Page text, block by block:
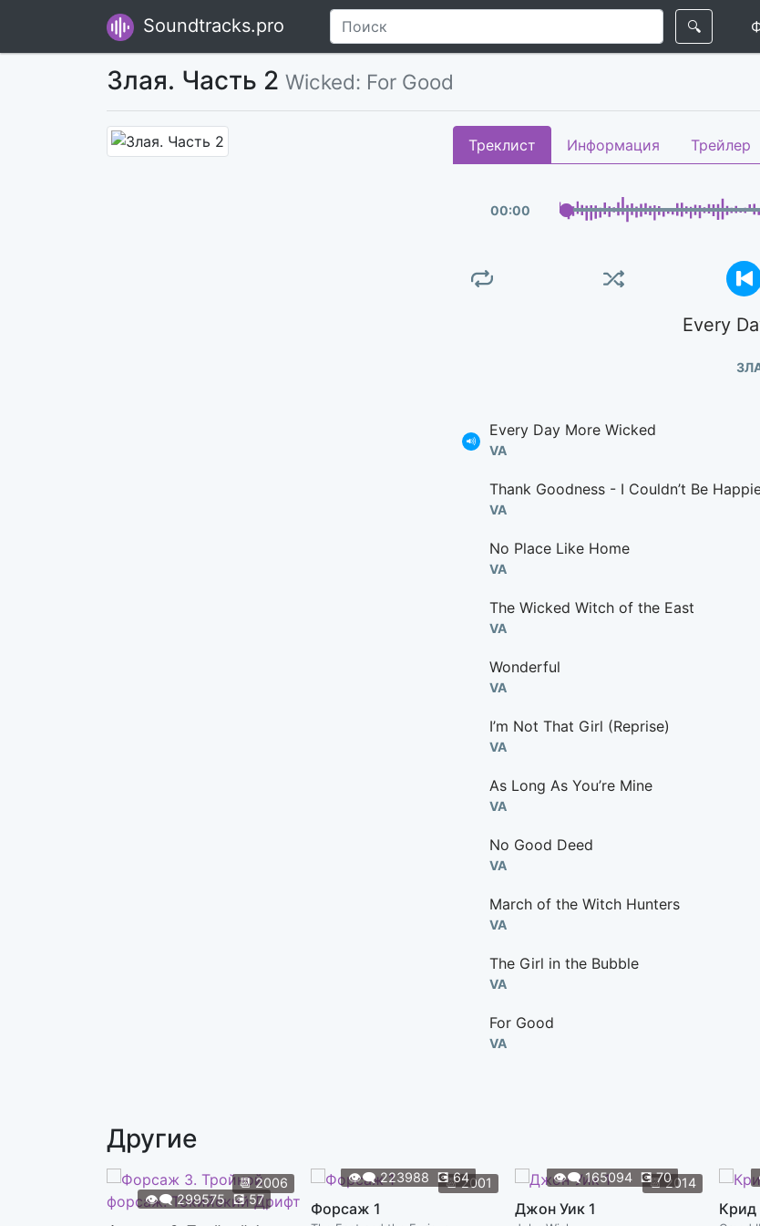
Soundtracks.pro 🔍
Злая. Часть 2 Wicked: For Good
Треклист Информация Трейлер
00:00
Every
Every Day More Wicked
VA
Thank Goodness - I Couldn’t Be
VA
No Place Like Home
VA
The Wicked Witch of the East
VA
Wonderful
VA
I’m Not That Girl (Reprise)
VA
As Long As You’re Mine
VA
No Good Deed
VA
March of the Witch Hunters
VA
The Girl in the Bubble
VA
For Good
VA
Другие
📆2006
👁️‍🗨️299575 💽57
📆2001
👁️‍🗨️223988 💽64
Форсаж 1
📆2014
👁️‍🗨️165094 💽70
Джон Уик 1 Крид